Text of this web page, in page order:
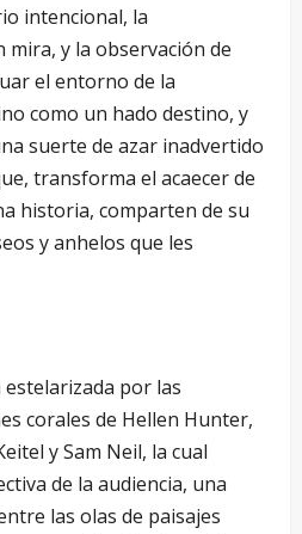
intencional, la
y la observación de
el entorno de la
como un hado destino, y
suerte de azar inadvertido
transforma el acaecer de
historia, comparten de su
y anhelos que les
por las
corales de Hellen Hunter,
y Sam Neil, la cual
de la audiencia, una
las olas de paisajes